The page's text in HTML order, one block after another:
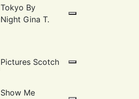
Tokyo By
Night Gina T.
Pictures Scotch
Show Me